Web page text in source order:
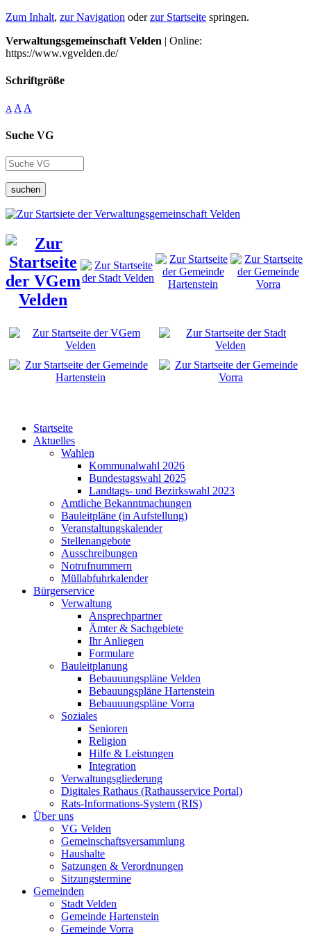
Zum Inhalt, zur Navigation oderzur Startseite springen.
Verwaltungsgemeinschaft Velden | Online:
https://www.vgvelden.de/
Schriftgröße
A A A
Suche VG
suchen
Startseite
Aktuelles
Wahlen
Kommunalwahl 2026
Bundestagswahl 2025
Landtags- und Bezirkswahl 2023
Amtliche Bekanntmachungen
Bauleitpläne (in Aufstellung)
Veranstaltungskalender
Stellenangebote
Ausschreibungen
Notrufnummern
Müllabfuhrkalender
Bürgerservice
Verwaltung
Ansprechpartner
Ämter & Sachgebiete
Ihr Anliegen
Formulare
Bauleitplanung
Bebauuungspläne Velden
Bebauungspläne Hartenstein
Bebauuungspläne Vorra
Soziales
Senioren
Religion
Hilfe & Leistungen
Integration
Verwaltungsgliederung
Digitales Rathaus (Rathausservice Portal)
Rats-Informations-System (RIS)
Über uns
VG Velden
Gemeinschaftsversammlung
Haushalte
Satzungen & Verordnungen
Sitzungstermine
Gemeinden
Stadt Velden
Gemeinde Hartenstein
Gemeinde Vorra